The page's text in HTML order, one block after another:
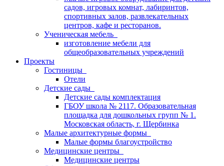
садов, игровых комнат, лабиринтов,
спортивных залов, развлекательных
центров, кафе и ресторанов.
Ученическая мебель
изготовление мебели для
общеобразовательных учреждений
Проекты
Гостиницы
Отели
Детские сады
Детские сады комплектация
ГБОУ школа № 2117. Образовательная
площадка для дошкольных групп № 1.
Московская область, г. Щербинка
Малые архитектурные формы
Малые формы благоустройство
Медицинские центры
Медицинские центры